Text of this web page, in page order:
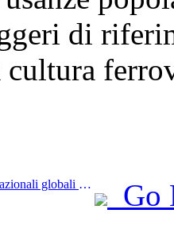
di
cultura
Prev:Gli arrivi turistici internazionali globali sono aumentati del 5% su base annua nella prima metà dell'anno
Go